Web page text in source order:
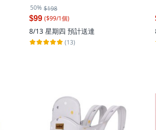
50% $198
$99 ($99/1個)
8/13 星期四 預計送達
(13)